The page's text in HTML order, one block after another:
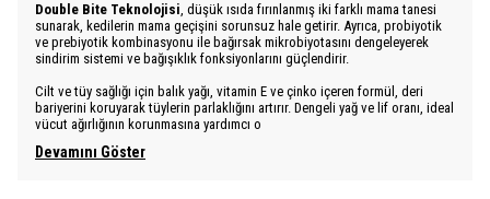
Double Bite Teknolojisi, düşük ısıda fırınlanmış iki farklı mama tanesi
sunarak, kedilerin mama geçişini sorunsuz hale getirir. Ayrıca, probiyotik
ve prebiyotik kombinasyonu ile bağırsak mikrobiyotasını dengeleyerek
sindirim sistemi ve bağışıklık fonksiyonlarını güçlendirir.
Cilt ve tüy sağlığı için balık yağı, vitamin E ve çinko içeren formül, deri
bariyerini koruyarak tüylerin parlaklığını artırır. Dengeli yağ ve lif oranı, ideal
vücut ağırlığının korunmasına yardımcı o
Devamını Göster